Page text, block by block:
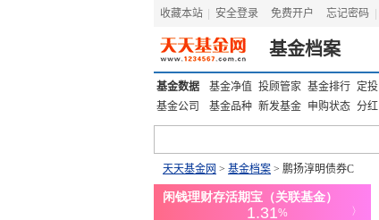
收藏本站 安全登录 免费开户 忘记密码
基金档案
基金数据 基金净值 投顾管家 基金排行 定投
基金公司
基金品种 新发基金 申购状态 分红
天天基金网 > 基金档案 > 鹏扬淳明债券C